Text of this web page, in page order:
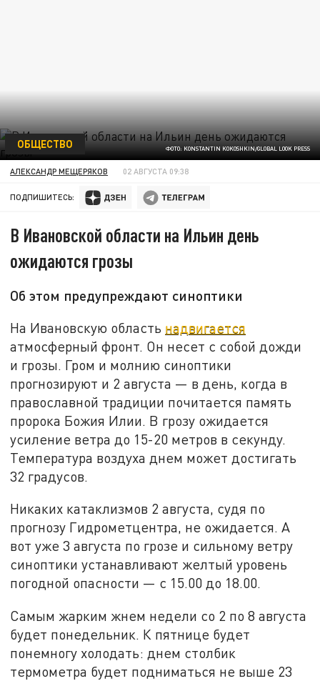
ФОТО: KONSTANTIN KOKOSHKIN/GLOBAL LOOK PRESS
ОБЩЕСТВО
АЛЕКСАНДР МЕЩЕРЯКОВ 02 АВГУСТА 09:38
ПОДПИШИТЕСЬ:
В Ивановской области на Ильин день
ожидаются грозы
Об этом предупреждают синоптики
На Ивановскую область надвигается
атмосферный фронт. Он несет с собой дожди
и грозы. Гром и молнию синоптики
прогнозируют и 2 августа — в день, когда в
православной традиции почитается память
пророка Божия Илии. В грозу ожидается
усиление ветра до 15-20 метров в секунду.
Температура воздуха днем может достигать
32 градусов.
Никаких катаклизмов 2 августа, судя по
прогнозу Гидрометцентра, не ожидается. А
вот уже 3 августа по грозе и сильному ветру
синоптики устанавливают желтый уровень
погодной опасности — с 15.00 до 18.00.
Самым жарким жнем недели со 2 по 8 августа
будет понедельник. К пятнице будет
понемногу холодать: днем столбик
термометра будет подниматься не выше 23